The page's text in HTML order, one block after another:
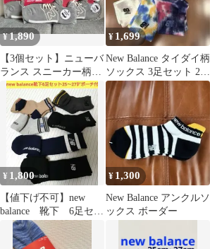
¥1,890
【3個セット】ニューバ
ランス スニーカー柄パ
イルソックス XL グレ
ー
¥ 1,699
New Balance タイダイ柄
ソックス 3足セット 27-
29cm
¥ 1,800
【値下げ不可】new
balance 靴下 6足セッ
ト 25〜27㌢ ポーチ
¥ 1,300
New Balance アンクルソ
ックス ボーダー